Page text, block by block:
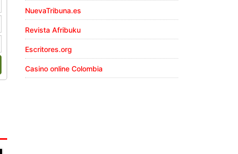
NuevaTribuna.es
Revista Afribuku
Escritores.org
Casino online Colombia